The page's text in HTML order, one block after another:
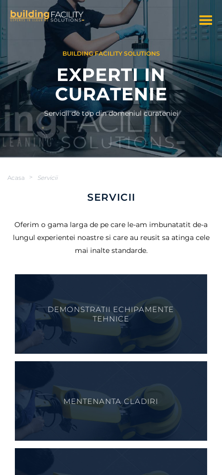
BUILDING FACILITY SOLUTIONS
EXPERTI IN
CURATENIE
Servicii de top din domeniul curateniei
Acasa > Servicii
SERVICII
Oferim o gama larga de pe care le-am imbunatatit de-a
lungul experientei noastre si care au reusit sa atinga cele
mai inalte standarde.
DEMONSTRATII ECHIPAMENTE
TEHNICE
MENTENANTA CLADIRI